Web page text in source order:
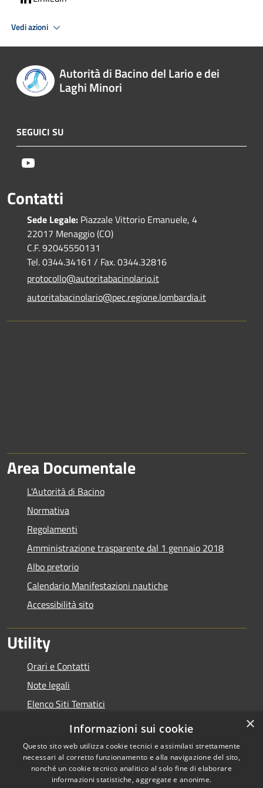
Vedi azioni
Autorità di Bacino del Lario e dei
Laghi Minori
SEGUICI SU
Contatti
Sede Legale: Piazzale Vittorio Emanuele, 4
22017 Menaggio (CO)
C.F. 92045550131
Tel. 0344.34161 / Fax. 0344.32816
protocollo@autoritabacinolario.it
autoritabacinolario@pec.regione.lombardia.it
Area Documentale
L'Autorità di Bacino
Normativa
Regolamenti
Amministrazione trasparente dal 1 gennaio 2018
Albo pretorio
Calendario Manifestazioni nautiche
Accessibilità sito
Utility
Orari e Contatti
Note legali
Elenco Siti Tematici
Copyright © 2026 • Autorità di
×
Informazioni sui cookie
Questo sito web utilizza cookie tecnici e assimilati strettamente
necessari al corretto funzionamento e alla navigazione del sito,
nonché un cookie tecnico analitico al solo fine di elaborare
informazioni statistiche, aggregate e anonime.